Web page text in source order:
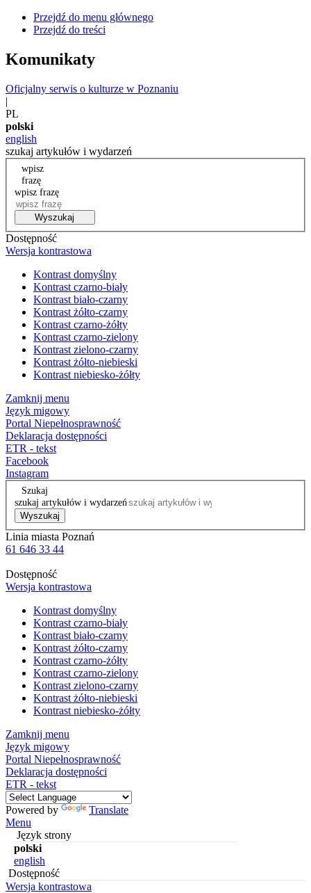
Przejdź do menu głównego
Przejdź do treści
Komunikaty
Oficjalny serwis o kulturze w Poznaniu
|
PL
polski
english
szukaj artykułów i wydarzeń
wpisz
frazę
wpisz frazę
Wyszukaj
Dostępność
Wersja kontrastowa
Kontrast domyślny
Kontrast czarno-biały
Kontrast biało-czarny
Kontrast żółto-czarny
Kontrast czarno-żółty
Kontrast czarno-zielony
Kontrast zielono-czarny
Kontrast żółto-niebieski
Kontrast niebiesko-żółty
Zamknij menu
Język migowy
Portal Niepełnosprawność
Deklaracja dostępności
ETR - tekst
Facebook
Instagram
Szukaj
szukaj artykułów i wydarzeń
Wyszukaj
Linia miasta Poznań
61 646 33 44
Dostępność
Wersja kontrastowa
Kontrast domyślny
Kontrast czarno-biały
Kontrast biało-czarny
Kontrast żółto-czarny
Kontrast czarno-żółty
Kontrast czarno-zielony
Kontrast zielono-czarny
Kontrast żółto-niebieski
Kontrast niebiesko-żółty
Zamknij menu
Język migowy
Portal Niepełnosprawność
Deklaracja dostępności
ETR - tekst
Powered by
Translate
Menu
Język strony
polski
english
Dostępność
Wersja kontrastowa